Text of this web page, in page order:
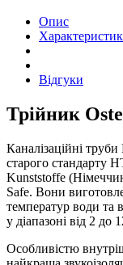
Опис
Відгуки
Трійник
Каналізаційні
старого стандарту
Kunststoffe
Safe. Вони
температур води та
у діапазоні від 2 до
Особливістю